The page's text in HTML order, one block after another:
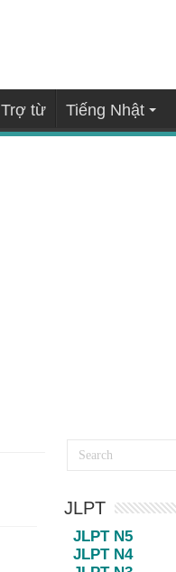
Trợ từ Tiếng Nhật
JLPT
JLPT N5
JLPT N4